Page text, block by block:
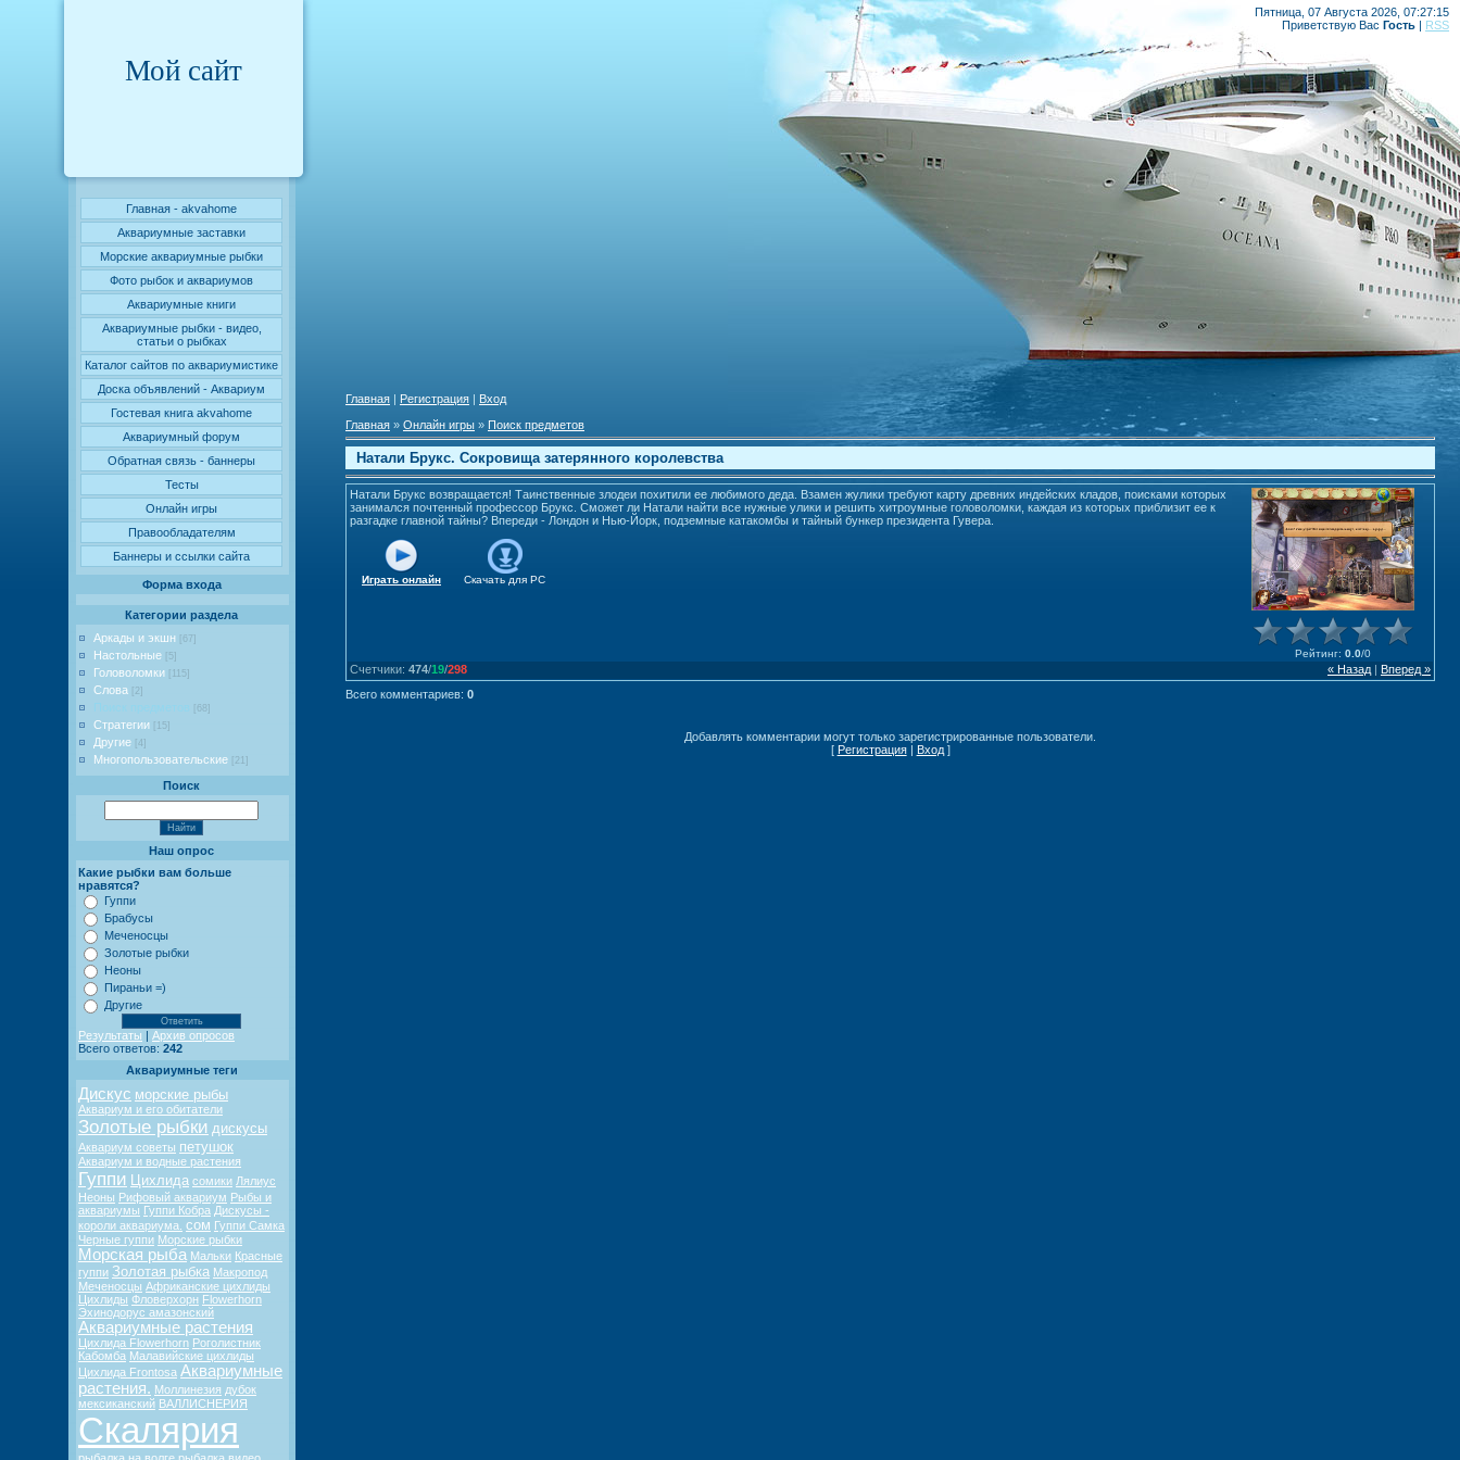
Мой сайт
Главная - akvahome
Аквариумные заставки
Морские аквариумные рыбки
Фото рыбок и аквариумов
Аквариумные книги
Аквариумные рыбки - видео,
статьи о рыбках
Каталог сайтов по аквариумистике
Доска объявлений - Аквариум
Гостевая книга akvahome
Аквариумный форум
Обратная связь - баннеры
Тесты
Онлайн игры
Правообладателям
Баннеры и ссылки сайта
Форма входа
Категории раздела
Аркады и экшн
[67]
Настольные [5]
Головоломки [115]
Слова [2]
[68]
Стратегии [15]
Другие [4]
Многопользовательские [21]
Поиск
Наш опрос
Какие рыбки вам больше
нравятся?
Гуппи
Брабусы
Меченосцы
Золотые рыбки
Неоны
Пираньи =)
Другие
Результаты | Архив опросов
Всего ответов: 242
Аквариумные теги
Дискус морские рыбы
Аквариум и его обитатели
Золотые рыбки дискусы
Аквариум советы петушок
Аквариум и водные растения
Гуппи Цихлида сомики Лялиус
Неоны Рифовый аквариум Рыбы и
аквариумы Гуппи Кобра Дискусы -
короли аквариума. сом Гуппи Самка
Черные гуппи Морские рыбки
Морская рыба Мальки Красные
гуппи Золотая рыбка Макропод
Меченосцы Африканские цихлиды
Цихлиды Фловерхорн Flowerhorn
Эхинодорус амазонский
Аквариумные растения
Цихлида Flowerhorn Роголистник
Кабомба Малавийские цихлиды
Цихлида Frontosa Аквариумные
растения. Моллинезия дубок
мексиканский ВАЛЛИСНЕРИЯ
Скалярия
Пятница, 07 Августа 2026, 07:27:15
Приветствую Вас Гость | RSS
Главная | Регистрация | Вход
Главная » Онлайн игры » Поиск предметов
Натали Брукс. Сокровища затерянного королевства
Натали Брукс возвращается! Таинственные злодеи похитили ее любимого деда. Взамен жулики требуют карту древних индейских кладов, поисками которых
занимался почтенный профессор Брукс. Сможет ли Натали найти все нужные улики и решить хитроумные головоломки, каждая из которых приблизит ее к
разгадке главной тайны? Впереди - Лондон и Нью-Йорк, подземные катакомбы и тайный бункер президента Гувера.
Играть онлайн Скачать для PC
Рейтинг: 0.0/0
« Назад Вперед »
Счетчики: 474/19/298
Всего комментариев: 0
Добавлять комментарии могут только зарегистрированные пользователи.
[ Регистрация| Вход]